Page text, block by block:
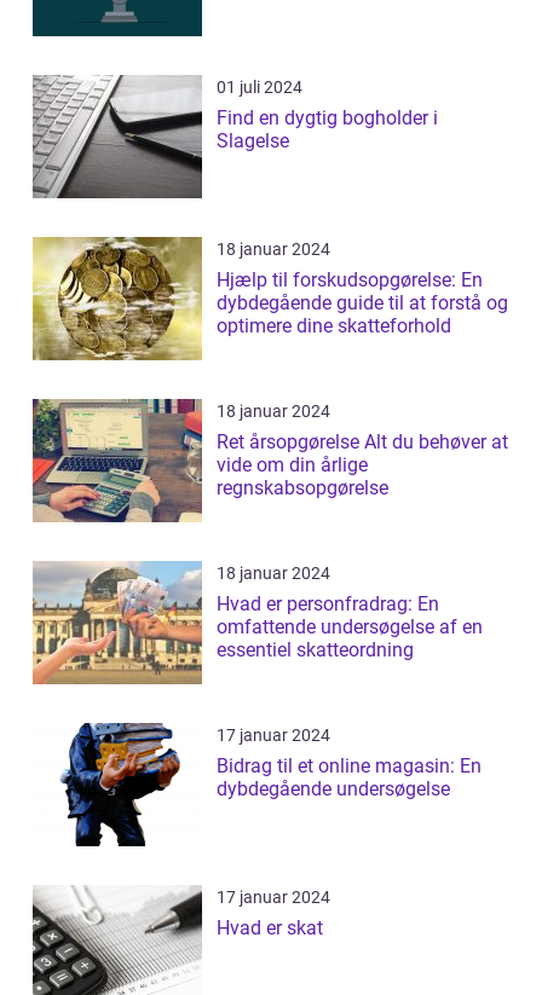
01 juli 2024
Find en dygtig bogholder i
Slagelse
18 januar 2024
Hjælp til forskudsopgørelse: En
dybdegående guide til at forstå og
optimere dine skatteforhold
18 januar 2024
Ret årsopgørelse Alt du behøver at
vide om din årlige
regnskabsopgørelse
18 januar 2024
Hvad er personfradrag: En
omfattende undersøgelse af en
essentiel skatteordning
17 januar 2024
Bidrag til et online magasin: En
dybdegående undersøgelse
17 januar 2024
Hvad er skat